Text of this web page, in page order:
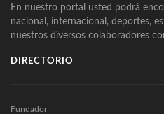
En nuestro portal usted podrá
nacional, internacional, deportes,
nuestros diversos colaboradores
DIRECTORIO
Fundador